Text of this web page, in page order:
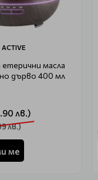
ACTIVE
масла
дърво 400 мл
лв.)
лв.)
ме